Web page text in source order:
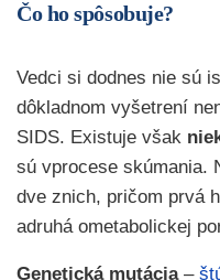
Čo ho spôsobuje?
Vedci si dodnes nie sú
dôkladnom vyšetrení
SIDS. Existuje však
sú vprocese skúmania.
dve znich, pričom prvá
adruhá ometabolickej
Genetická mutácia–